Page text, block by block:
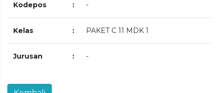
Kodepos : -
Kelas : PAKET C 11 MDK 1
Jurusan : -